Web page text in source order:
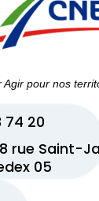
Agir pour nos
rue Saint-
05
74 20